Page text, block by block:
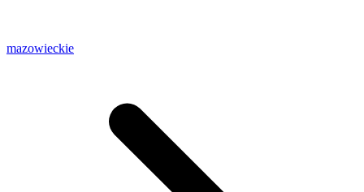
mazowieckie